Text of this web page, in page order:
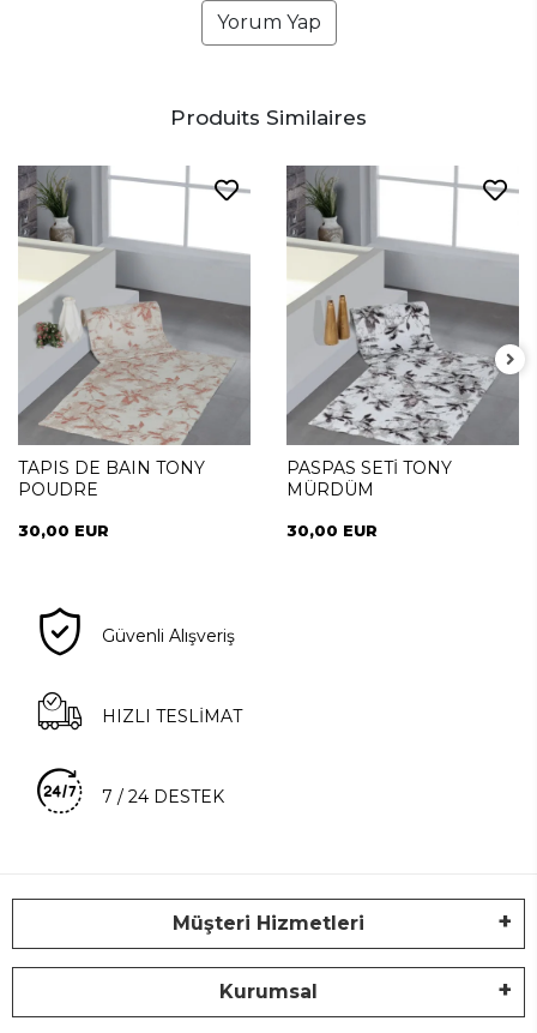
Yorum Yap
Produits Similaires
TAPIS DE BAIN TONY
POUDRE
30,00 EUR
PASPAS SETİ TONY
MÜRDÜM
30,00 EUR
Güvenli Alışveriş
HIZLI TESLİMAT
7 / 24 DESTEK
Müşteri Hizmetleri
Kurumsal